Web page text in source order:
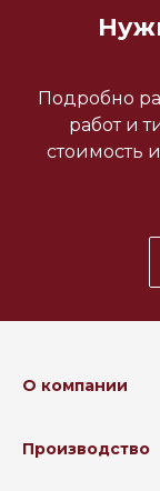
Подробно
работ и
стоимость
О компании
Производство